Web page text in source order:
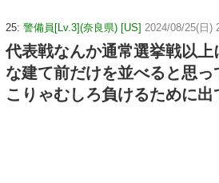
25: 警備員[Lv.3](奈良県) [US] 2024/08/25(日)
代表戦なんか通常選挙戦以
な建て前だけを並べると思っ
こりゃむしろ負けるために出